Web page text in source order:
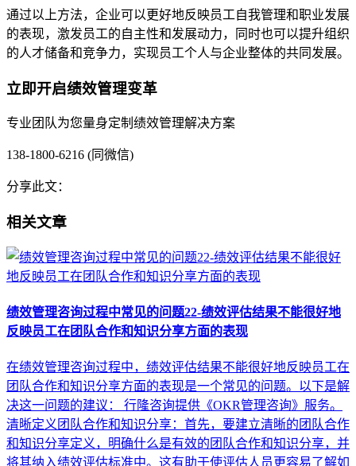
通过以上方法，企业可以更好地反映员工自我管理和职业发展
的表现，激发员工的自主性和发展动力，同时也可以提升组织
的人才储备和竞争力，实现员工个人与企业整体的共同发展。
立即开启绩效管理变革
专业团队为您量身定制绩效管理解决方案
138-1800-6216 (同微信)
分享此文：
相关文章
绩效管理咨询过程中常见的问题22-绩效评估结果不能很好地
反映员工在团队合作和知识分享方面的表现
在绩效管理咨询过程中，绩效评估结果不能很好地反映员工在
团队合作和知识分享方面的表现是一个常见的问题。以下是解
决这一问题的建议： 行隆咨询提供《OKR管理咨询》服务。
清晰定义团队合作和知识分享：首先，要建立清晰的团队合作
和知识分享定义，明确什么是有效的团队合作和知识分享，并
将其纳入绩效评估标准中。这有助于使评估人员更容易了解如